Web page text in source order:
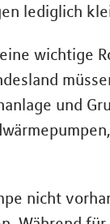
lediglich
wichtige
und
nicht